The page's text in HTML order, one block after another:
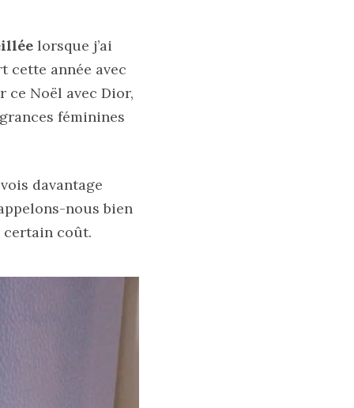
lorsque j’ai
cette année avec
Noël avec Dior,
féminines
davantage
nous bien
coût.